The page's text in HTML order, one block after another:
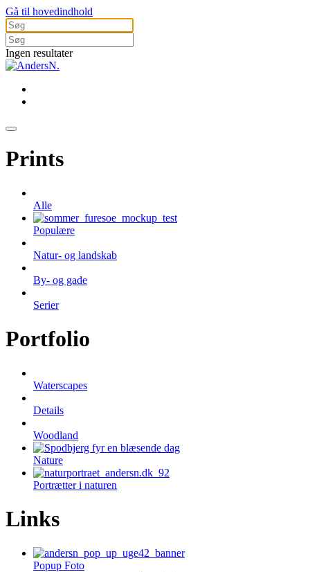
Gå til hovedindhold
Ingen resultater
Prints
Alle
Populære
Natur- og landskab
By- og gade
Serier
Portfolio
Waterscapes
Details
Woodland
Nature
Portrætter i naturen
Links
Popup Foto